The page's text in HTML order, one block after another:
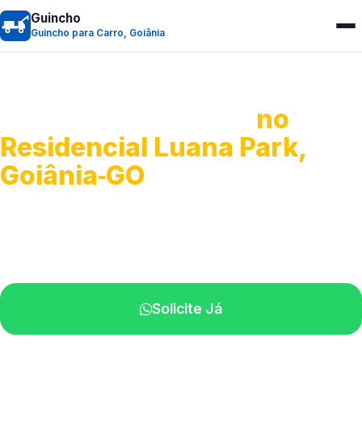
Guincho
Guincho para Carro, Goiânia
no
Residencial Luana Park,
Goiânia‑GO
Solicite Já